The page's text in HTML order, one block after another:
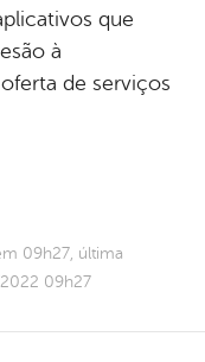
que
à
de serviços
09h27, última
09h27